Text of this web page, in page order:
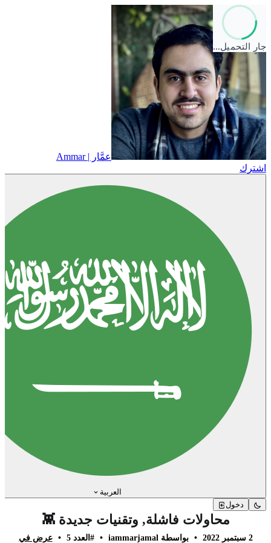
جارٍ التحميل…
عمَّار | Ammar
اشترك
العربية
دخول
محاولات فاشلة, وتقنيات جديدة 👾
2 سبتمبر 2022 • بواسطة iammarjamal • #العدد 5 •
عرض في